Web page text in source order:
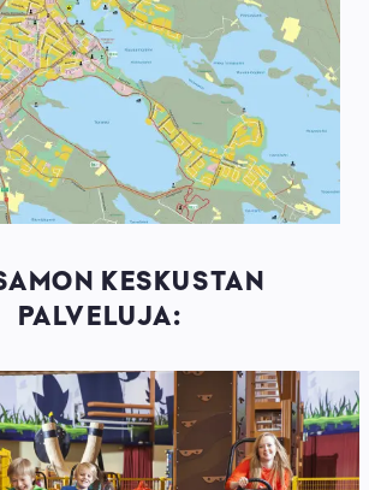
KESKUSTAN
PALVELUJA: